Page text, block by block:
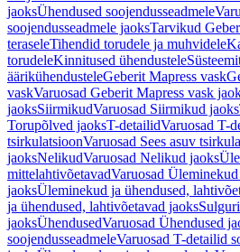
jaoksÜhendused soojendusseadmele
soojendusseadmele jaoksTarvikud
teraseleTihendid torudele ja muhvidele
torudeleKinnitused ühendustele
äärikühendusteleGeberit Mapress vask
vaskVaruosad Geberit Mapress vask
jaoksSiirmikudVaruosad Siirmikud jaoks
Torupõlved jaoksT-detailidVaruosad T-
tsirkulatsioonVaruosad Sees asuv
jaoksNelikudVaruosad Nelikud jaoks
mittelahtivõetavadVaruosad
jaoksÜleminekud ja ühendused,
ja ühendused, lahtivõetavad jaoks
jaoksÜhendusedVaruosad Ühendused
soojendusseadmeleVaruosad T-detailid